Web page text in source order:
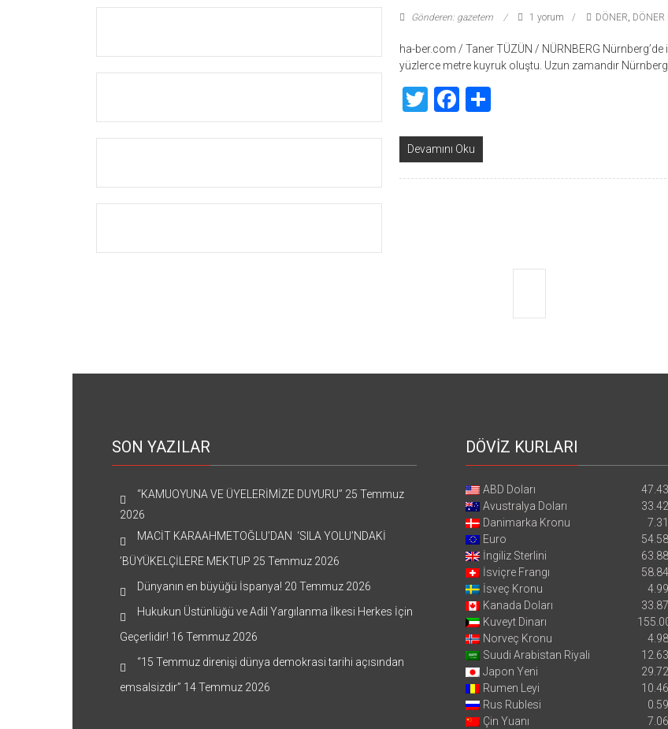
Gönderen: gazetem 1 yorum DÖNER, DÖNER
ha-ber.com / Taner TÜZÜN / NÜRNBERG
yüzlerce metre kuyruk oluştu. Uzun zamandır
TwitterFacebook
Devamını Oku
SON YAZILAR
“KAMUOYUNA VE ÜYELERİMİZE DUYURU” 25 Temmuz
2026
MACİT KARAAHMETOĞLU’DAN ‘SILA YOLU’NDAKİ
’BÜYÜKELÇİLERE MEKTUP 25 Temmuz 2026
Dünyanın en büyüğü İspanya! 20 Temmuz 2026
Hukukun Üstünlüğü ve Adil Yargılanma İlkesi Herkes İçin
Geçerlidir! 16 Temmuz 2026
“15 Temmuz direnişi dünya demokrasi tarihi açısından
emsalsizdir” 14 Temmuz 2026
DÖVİZ KURLARI
ABD Doları
Avustralya Doları
Danimarka Kronu
Euro
İngiliz Sterlini
İsviçre Frangı
İsveç Kronu
Kanada Doları
Kuveyt Dinarı
Norveç Kronu
Suudi Arabistan Riyali
Japon Yeni
Rumen Leyi
Rus Rublesi
Çin Yuanı